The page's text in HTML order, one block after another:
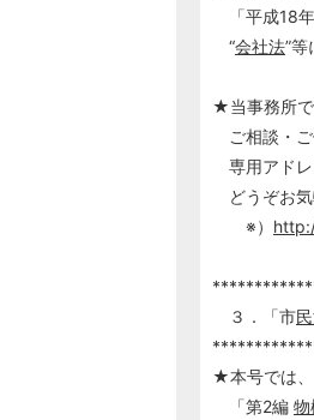
「平成18
“会社法”等
★当事務所
ご相談・ご
専用アドレ
どうぞお気
※）
３．「市
★本号では
「第2編 物